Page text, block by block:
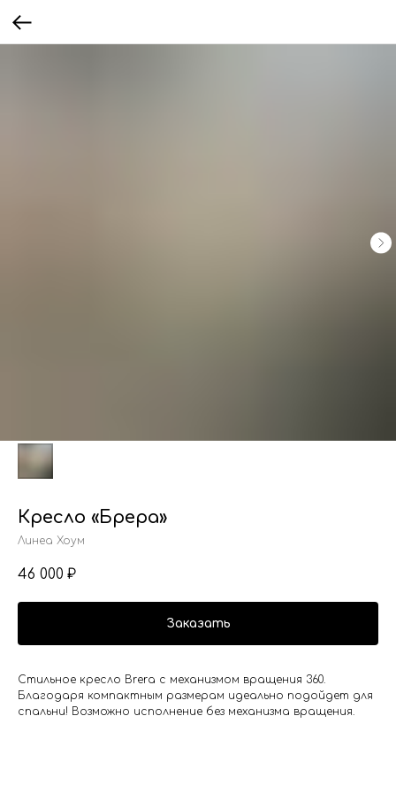
Кресло «Брера»
Линеа Хоум
46 000 ₽
Заказать
Стильное кресло Brera с механизмом вращения 360.
Благодаря компактным размерам идеально подойдет для
спальни! Возможно исполнение без механизма вращения.